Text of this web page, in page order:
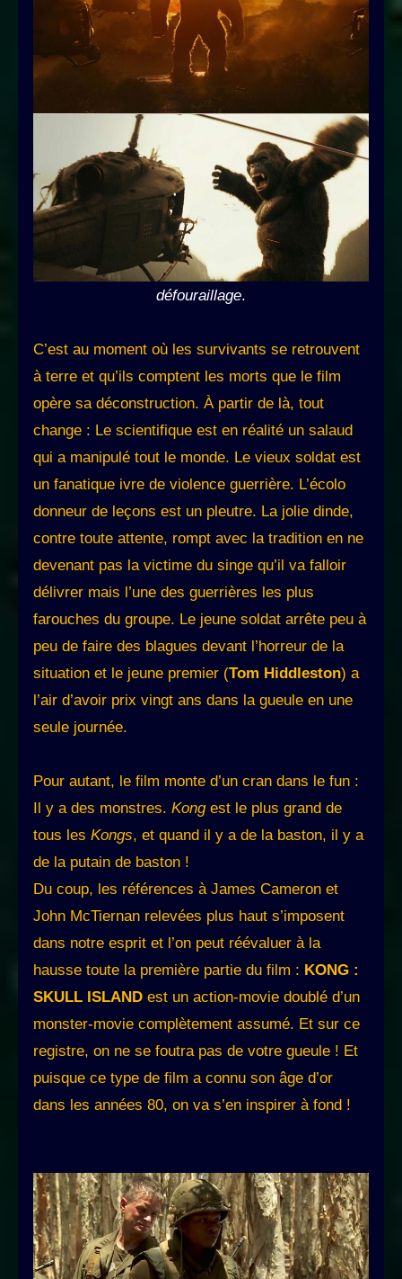
défouraillage.
C’est au moment où les survivants se retrouvent
à terre et qu’ils comptent les morts que le film
opère sa déconstruction. À partir de là, tout
change : Le scientifique est en réalité un salaud
qui a manipulé tout le monde. Le vieux soldat est
un fanatique ivre de violence guerrière. L’écolo
donneur de leçons est un pleutre. La jolie dinde,
contre toute attente, rompt avec la tradition en ne
devenant pas la victime du singe qu’il va falloir
délivrer mais l’une des guerrières les plus
farouches du groupe. Le jeune soldat arrête peu à
peu de faire des blagues devant l’horreur de la
situation et le jeune premier (Tom Hiddleston) a
l’air d’avoir prix vingt ans dans la gueule en une
seule journée.
Pour autant, le film monte d’un cran dans le fun :
Il y a des monstres. Kongest le plus grand de
tous les Kongs, et quand il y a de la baston, il y a
de la putain de baston !
Du coup, les références à James Cameron et
John McTiernan relevées plus haut s’imposent
dans notre esprit et l’on peut réévaluer à la
hausse toute la première partie du film : KONG :
SKULL ISLAND est un action-movie doublé d’un
monster-movie complètement assumé. Et sur ce
registre, on ne se foutra pas de votre gueule ! Et
puisque ce type de film a connu son âge d’or
dans les années 80, on va s’en inspirer à fond !